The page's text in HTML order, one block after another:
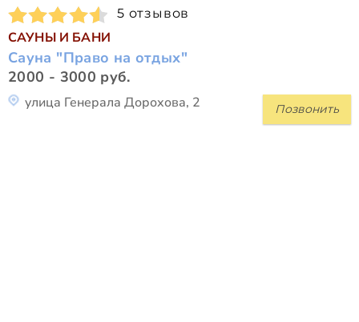
5 отзывов
САУНЫ И БАНИ
Сауна "Право на отдых"
2000 - 3000 руб.
Позвонить
улица Генерала Дорохова, 2